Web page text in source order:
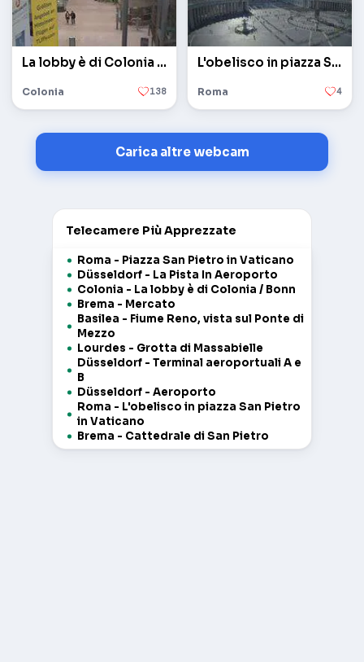
La lobby è di Colonia / Bonn
Colonia 138
L'obelisco in piazza San Pietro in Vaticano
Roma 4
Carica altre webcam
Telecamere Più Apprezzate
Roma - Piazza San Pietro in Vaticano
Düsseldorf - La Pista In Aeroporto
Colonia - La lobby è di Colonia / Bonn
Brema - Mercato
Basilea - Fiume Reno, vista sul Ponte di
Mezzo
Lourdes - Grotta di Massabielle
Düsseldorf - Terminal aeroportuali A e
B
Düsseldorf - Aeroporto
Roma - L'obelisco in piazza San Pietro
in Vaticano
Brema - Cattedrale di San Pietro